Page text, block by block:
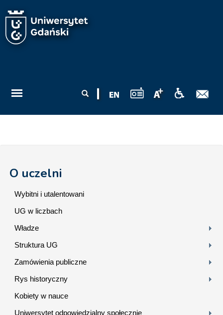
wyszukiwania
O uczelni
Wybitni i utalentowani
UG w liczbach
Władze
Struktura UG
Zamówienia publiczne
Rys historyczny
Kobiety w nauce
Uniwersytet odpowiedzialny społecznie